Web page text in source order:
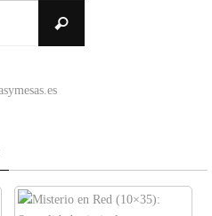
Buscar